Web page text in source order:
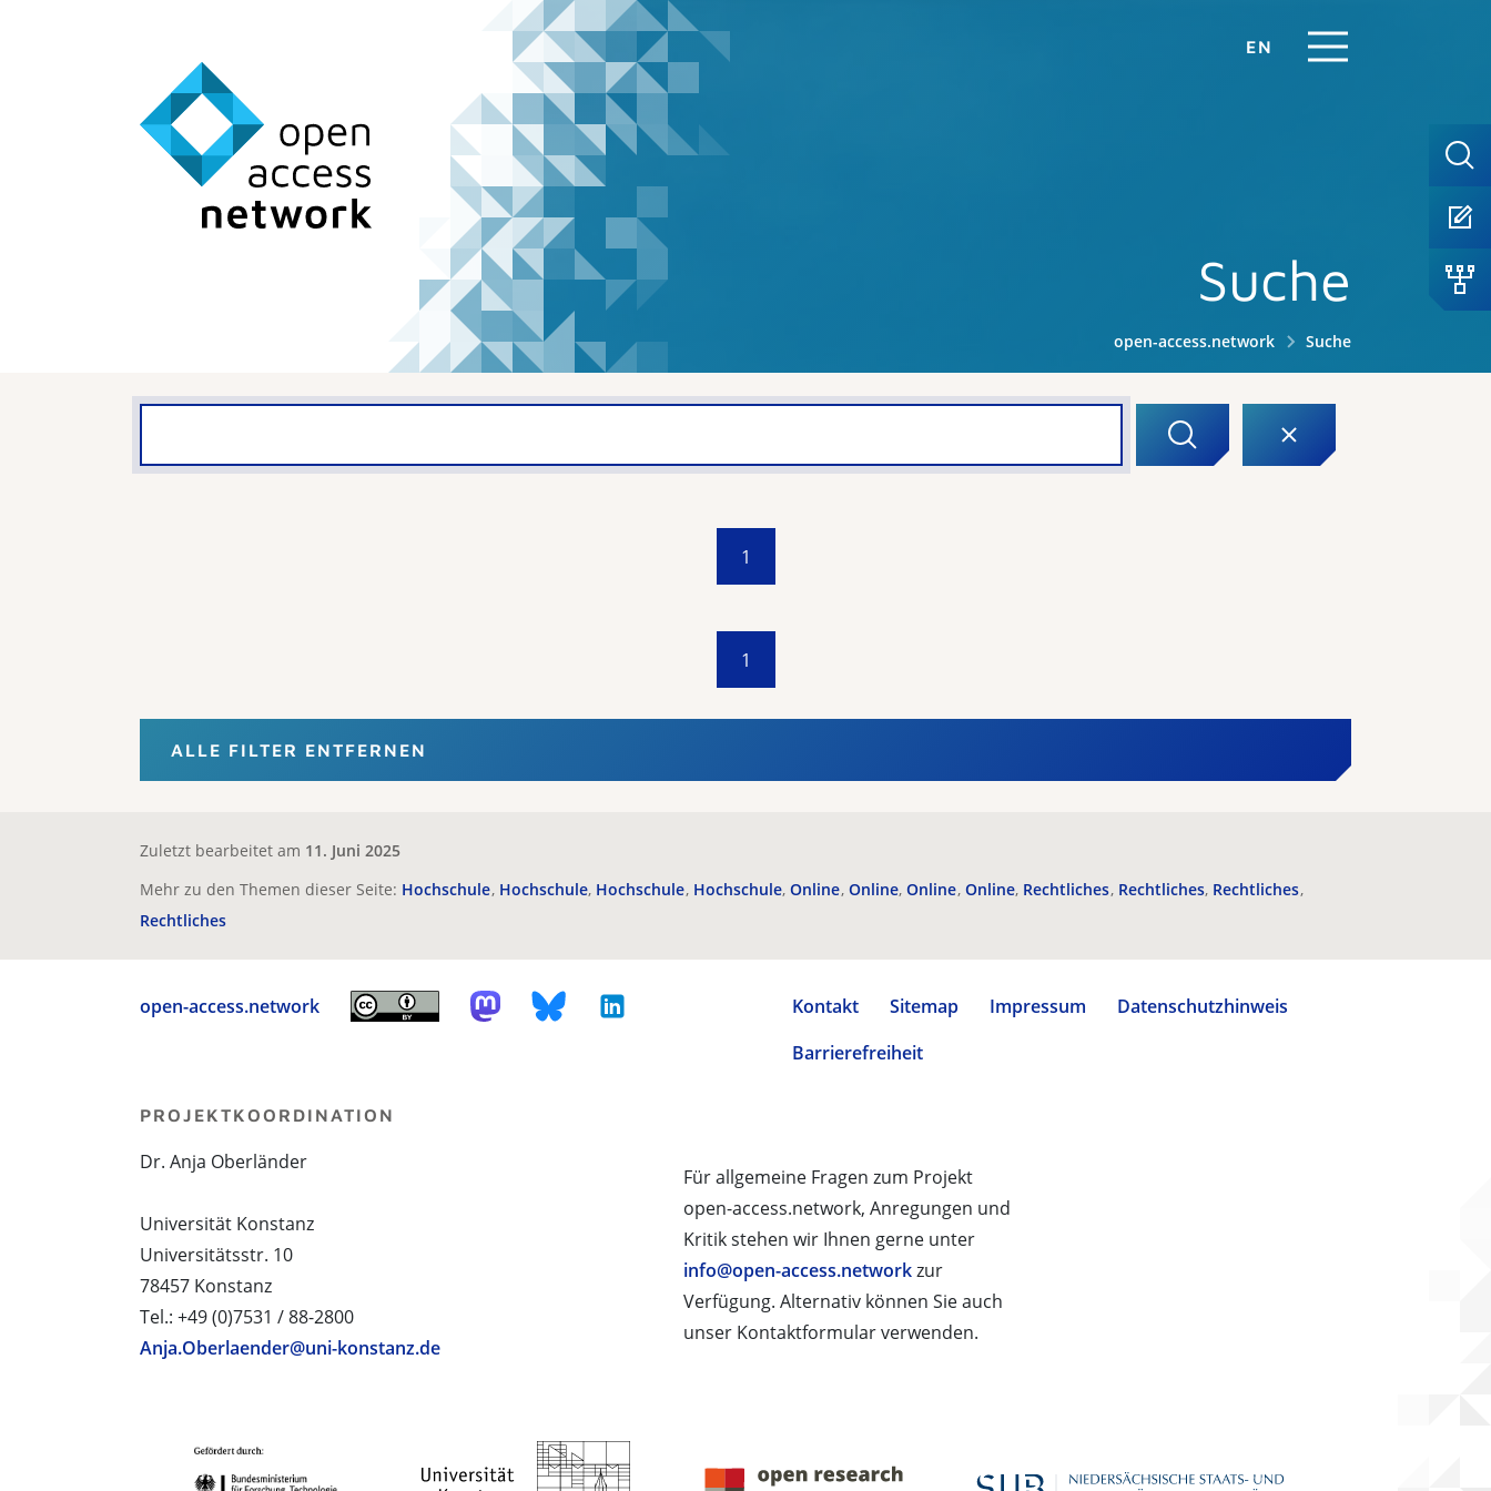
EN
Suche
open-access.network Suche
1
1
ALLE FILTER ENTFERNEN
Zuletzt bearbeitet am 11. Juni 2025
Mehr zu den Themen dieser Seite: Hochschule Hochschule Hochschule Hochschule Online Online Online Online Rechtliches Rechtliches Rechtliches
Rechtliches
open-access.network Kontakt Sitemap Impressum
Datenschutzhinweis
Barrierefreiheit
Für allgemeine Fragen zum Projekt
open-access.network, Anregungen und
Kritik stehen wir Ihnen gerne unter
info@open-access.networkzur
Verfügung. Alternativ können Sie auch
unser Kontaktformular verwenden.
PROJEKTKOORDINATION
Dr. Anja Oberländer
Universität Konstanz
Universitätsstr. 10
78457 Konstanz
Tel.: +49 (0)7531 / 88-2800
Anja.Oberlaender@uni-konstanz.de